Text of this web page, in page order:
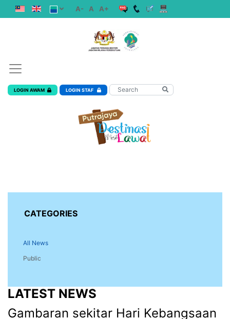
A- A A+
LOGIN AWAM LOGIN STAF
CATEGORIES
All News
Public
LATEST NEWS
Gambaran sekitar Hari Kebangsaan